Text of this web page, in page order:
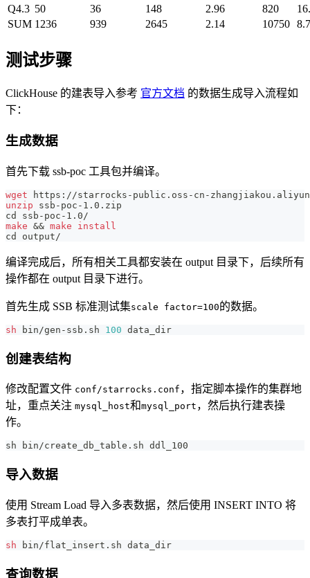
Q4.3 50 36 148 2.96 820
SUM 1236 939 2645 2.14 10750
测试步骤
ClickHouse 的建表导入参考 官方文档 的数据生成导入流程如
下：
生成数据
首先下载 ssb-poc 工具包并编译。
wget https://starrocks-public.oss-cn-
unzip ssb-poc-1.0.zip
cd
ssb-poc-1.0/
make && make
install
cd
output/
编译完成后，所有相关工具都安装在 output 目录下，后续所有
操作都在 output 目录下进行。
首先生成 SSB 标准测试集scale factor=100的数据。
sh bin/gen-ssb.sh 100 data_dir
创建表结构
修改配置文件 conf/starrocks.conf ，指定脚本操作的集群地
址，重点关注 mysql_host和mysql_port ，然后执行建表操
作。
sh bin/create_db_table . sh ddl_100
导入数据
使用 Stream Load 导入多表数据，然后使用 INSERT INTO 将
多表打平成单表。
sh bin/flat_insert.sh data_dir
查询数据